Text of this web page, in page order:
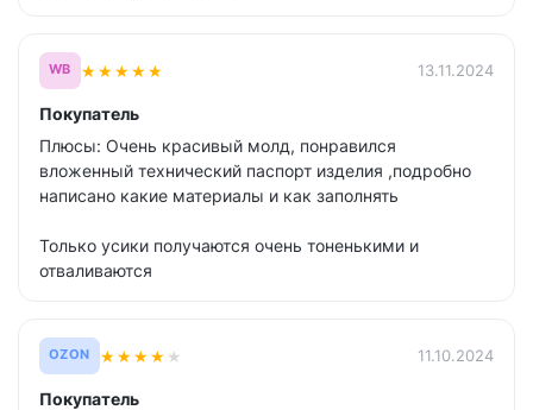
WB ★★★★★ 13.11.2024
Покупатель
Плюсы: Очень красивый молд, понравился
вложенный технический паспорт изделия ,подробно
написано какие материалы и как заполнять
Только усики получаются очень тоненькими и
отваливаются
OZON ★★★★ ★ 11.10.2024
Покупатель